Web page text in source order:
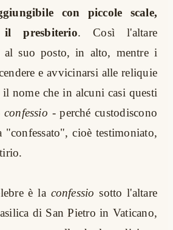
con piccole scale,
presbiterio. Così l'altare
al suo posto, in alto, mentre i
e avvicinarsi alle reliquie
nome che in alcuni casi questi
confessio - perché custodiscono
cioè testimoniato,
è la confessio sotto l'altare
di San Pietro in Vaticano,